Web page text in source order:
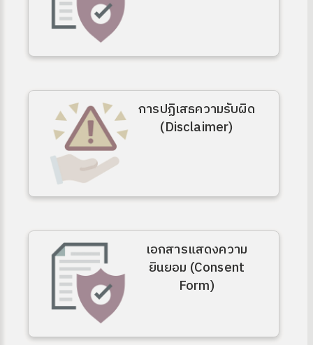
การปฏิเสธความรับผิด
(Disclaimer)
เอกสารแสดงความ
ยินยอม (Consent
Form)